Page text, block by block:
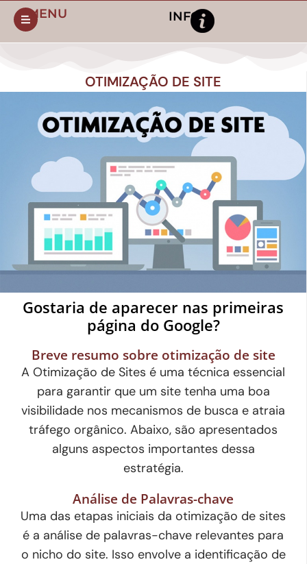
MENU INFO
OTIMIZAÇÃO DE SITE
Gostaria de aparecer nas primeiras
página do Google?
Breve resumo sobre otimização de site
A Otimização de Sites é uma técnica essencial
para garantir que um site tenha uma boa
visibilidade nos mecanismos de busca e atraia
tráfego orgânico. Abaixo, são apresentados
alguns aspectos importantes dessa
estratégia.
Análise de Palavras-chave
Uma das etapas iniciais da otimização de sites
é a análise de palavras-chave relevantes para
o nicho do site. Isso envolve a identificação de